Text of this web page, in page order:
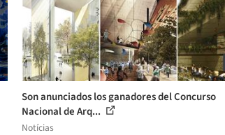
Son anunciados los ganadores del Concurso
Nacional de Arq...
Notícias